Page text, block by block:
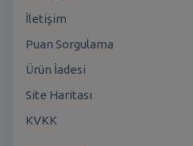
İletişim
Puan Sorgulama
Ürün İadesi
Site Haritası
KVKK